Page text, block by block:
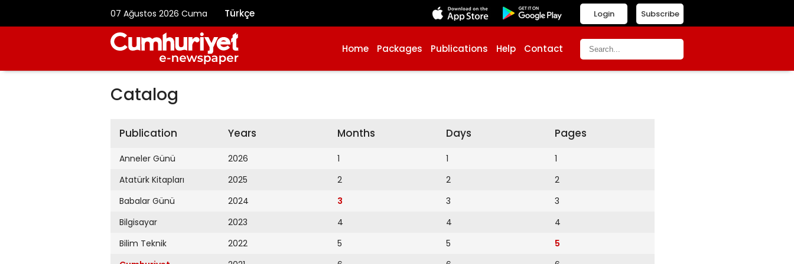
07 Ağustos 2026 Cuma Türkçe Subscribe
Login
Home Packages Publications Help Contact
Catalog
Publication
Anneler Günü
Atatürk Kitapları
Babalar Günü
Bilgisayar
Bilim Teknik
Years
2026
2025
2024
2023
2022
Months
1
2
3
4
5
Days
1
2
3
4
5
Pages
1
2
3
4
5